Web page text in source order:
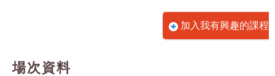
加入我有興趣的課程
場次資料